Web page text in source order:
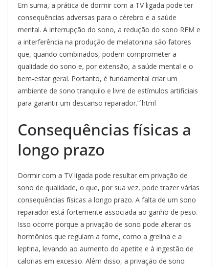
Em suma, a prática de dormir com a TV ligada pode ter
consequências adversas para o cérebro e a saúde
mental. A interrupção do sono, a redução do sono REM e
a interferência na produção de melatonina são fatores
que, quando combinados, podem comprometer a
qualidade do sono e, por extensão, a saúde mental e o
bem-estar geral. Portanto, é fundamental criar um
ambiente de sono tranquilo e livre de estímulos artificiais
para garantir um descanso reparador.“`html
Consequências físicas a
longo prazo
Dormir com a TV ligada pode resultar em privação de
sono de qualidade, o que, por sua vez, pode trazer várias
consequências físicas a longo prazo. A falta de um sono
reparador está fortemente associada ao ganho de peso.
Isso ocorre porque a privação de sono pode alterar os
hormônios que regulam a fome, como a grelina e a
leptina, levando ao aumento do apetite e à ingestão de
calorias em excesso. Além disso, a privação de sono